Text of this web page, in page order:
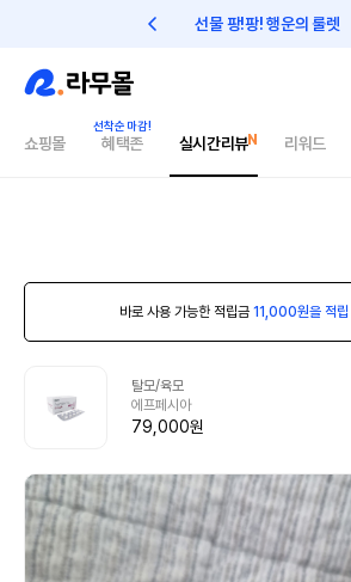
선물 팡!팡! 행운의 룰렛
쇼핑몰 혜택존 실시간리뷰 리워드
바로 사용 가능한 적립금 11,000원을 적립
탈모/육모
에프페시아
79,000원